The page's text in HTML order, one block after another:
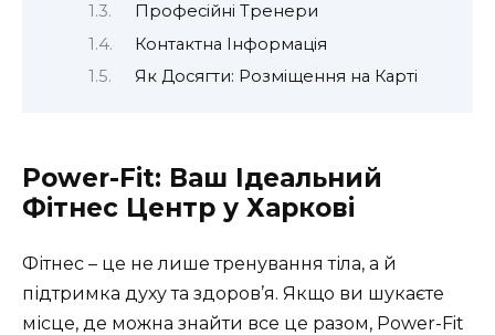
Професійні Тренери
Контактна Інформація
Як Досягти: Розміщення на Карті
Power-Fit: Ваш Ідеальний
Фітнес Центр у Харкові
Фітнес – це не лише тренування тіла, а й
підтримка духу та здоров’я. Якщо ви шукаєте
місце, де можна знайти все це разом, Power-Fit